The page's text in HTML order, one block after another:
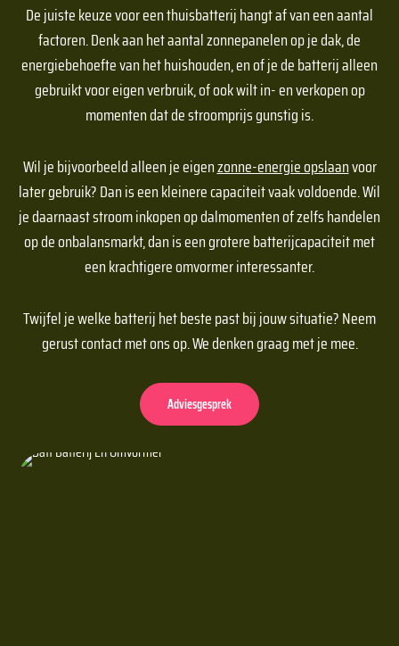
De juiste keuze voor een thuisbatterij hangt af van een aantal
factoren. Denk aan het aantal zonnepanelen op je dak, de
energiebehoefte van het huishouden, en of je de batterij alleen
gebruikt voor eigen verbruik, of ook wilt in- en verkopen op
momenten dat de stroomprijs gunstig is.
Wil je bijvoorbeeld alleen je eigenzonne-energie opslaanvoor
later gebruik? Dan is een kleinere capaciteit vaak voldoende. Wil
je daarnaast stroom inkopen op dalmomenten of zelfs handelen
op de onbalansmarkt, dan is een grotere batterijcapaciteit met
een krachtigere omvormer interessanter.
Twijfel je welke batterij het beste past bij jouw situatie? Neem
gerust contact met ons op. We denken graag met je mee.
Adviesgesprek